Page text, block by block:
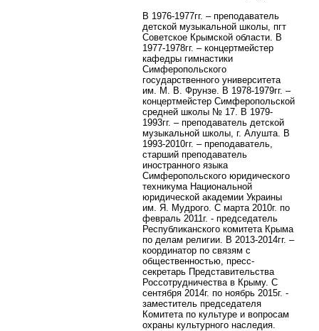
В 1976-1977гг. – преподаватель
детской музыкальной школы, пгт
Советское Крымской области. В
1977-1978гг. – концертмейстер
кафедры гимнастики
Симферопольского
государственного университета
им. М. В. Фрунзе. В 1978-1979гг. –
концертмейстер Симферопольской
средней школы № 17. В 1979-
1993гг. – преподаватель детской
музыкальной школы, г. Алушта. В
1993-2010гг. – преподаватель,
старший преподаватель
иностранного языка
Симферопольского юридического
техникума Национальной
юридической академии Украины
им. Я. Мудрого. С марта 2010г. по
февраль 2011г. - председатель
Республиканского комитета Крыма
по делам религии.
В 2013-2014гг. –
координатор по связям с
общественностью, пресс-
секретарь Представительства
Россотрудничества в Крыму. С
сентября 2014г. по ноябрь 2015г. -
заместитель председателя
Комитета по культуре и вопросам
охраны культурного наследия.